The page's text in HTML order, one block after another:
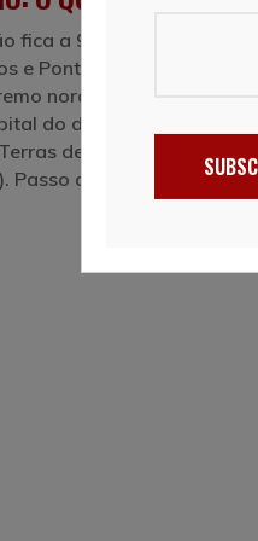
fica a 9 horas de
e Pontapés, mas continua
nordeste de Portugal.
do distrito, na Região
de Trás-os-Montes
Passo a passo, de mapa